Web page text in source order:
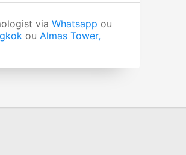
via Whatsapp ou
ou Almas Tower,